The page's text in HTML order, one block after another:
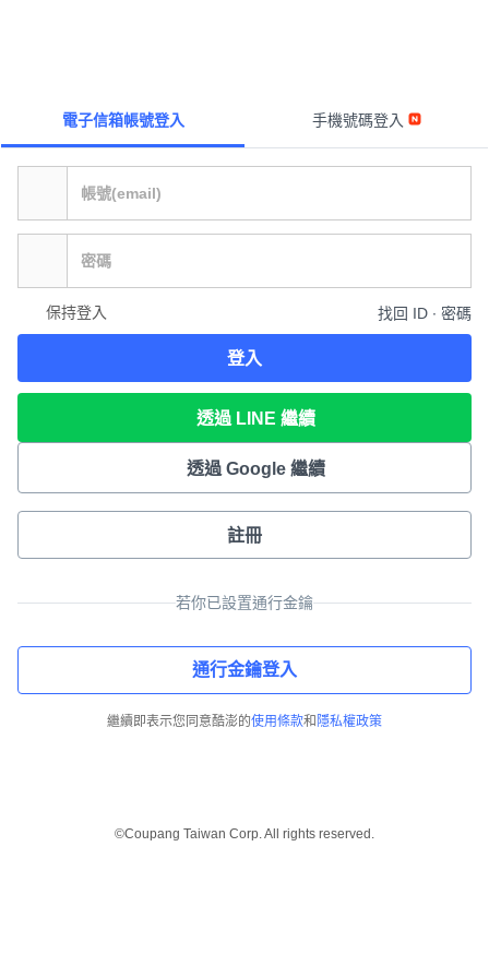
電子信箱帳號登入 手機號碼登入
保持登入 找回 ID ∙ 密碼
登入
透過 LINE 繼續
透過 Google 繼續
註冊
若你已設置通行金鑰
通行金鑰登入
繼續即表示您同意酷澎的使用條款和 隱私權政策
©Coupang Taiwan Corp. All rights reserved.